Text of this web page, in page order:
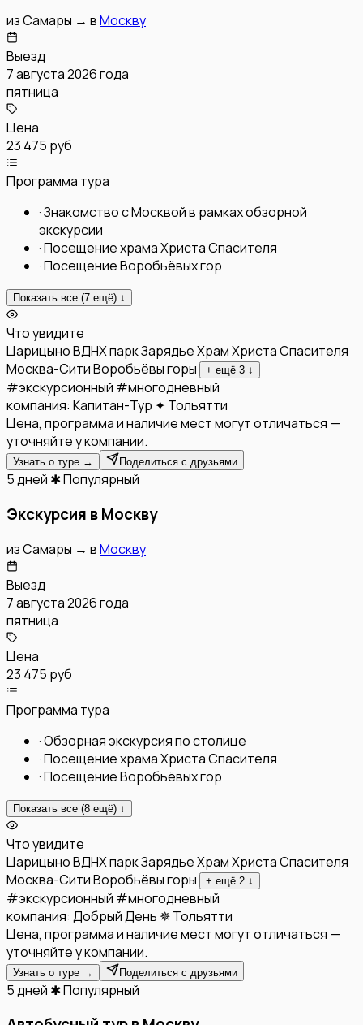
изСамары → вМоскву
Выезд
7 августа 2026 года
пятница
Цена
23 475 руб
Программа тура
·Знакомство с Москвой в рамках обзорной
экскурсии
·Посещение храма Христа Спасителя
·Посещение Воробьёвых гор
Показать все (7 ещё) ↓
Что увидите
ЦарицыноВДНХпарк ЗарядьеХрам Христа Спасителя
Москва-СитиВоробьёвы горы + ещё 3 ↓
#экскурсионный #многодневный
компания: Капитан-Тур ✦ Тольятти
Цена, программа и наличие мест могут отличаться —
уточняйте у компании.
Узнать о туре → Поделиться с друзьями
5 дней ✱ Популярный
Экскурсия в Москву
изСамары → вМоскву
Выезд
7 августа 2026 года
пятница
Цена
23 475 руб
Программа тура
·Обзорная экскурсия по столице
·Посещение храма Христа Спасителя
·Посещение Воробьёвых гор
Показать все (8 ещё) ↓
Что увидите
ЦарицыноВДНХпарк ЗарядьеХрам Христа Спасителя
Москва-СитиВоробьёвы горы + ещё 2 ↓
#экскурсионный #многодневный
компания: Добрый День ✵ Тольятти
Цена, программа и наличие мест могут отличаться —
уточняйте у компании.
Узнать о туре → Поделиться с друзьями
5 дней ✱ Популярный